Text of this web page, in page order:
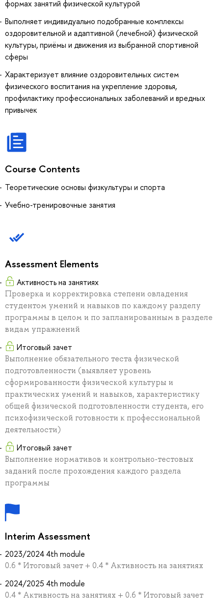
формах занятий физической культурой
Выполняет индивидуально подобранные комплексы
оздоровительной и адаптивной (лечебной) физической
культуры, приёмы и движения из выбранной спортивной
сферы
Характеризует влияние оздоровительных систем
физического воспитания на укрепление здоровья,
профилактику профессиональных заболеваний и вредных
привычек
Course Contents
Теоретические основы физкультуры и спорта
Учебно-тренировочные занятия
Assessment Elements
Активность на занятиях
Проверка и корректировка степени овладения
студентом умений и навыков по каждому разделу
программы в целом и по запланированным в разделе
видам упражнений
Итоговый зачет
Выполнение обязательного теста физической
подготовленности (выявляет уровень
сформированности физической культуры и
практических умений и навыков, характеристику
общей физической подготовленности студента, его
психофизической готовности к профессиональной
деятельности)
Итоговый зачет
Выполнение нормативов и контрольно-тестовых
заданий после прохождения каждого раздела
программы
Interim Assessment
2023/2024 4th module
0.6 * Итоговый зачет + 0.4 * Активность на занятиях
2024/2025 4th module
0.4 * Активность на занятиях + 0.6 * Итоговый зачет